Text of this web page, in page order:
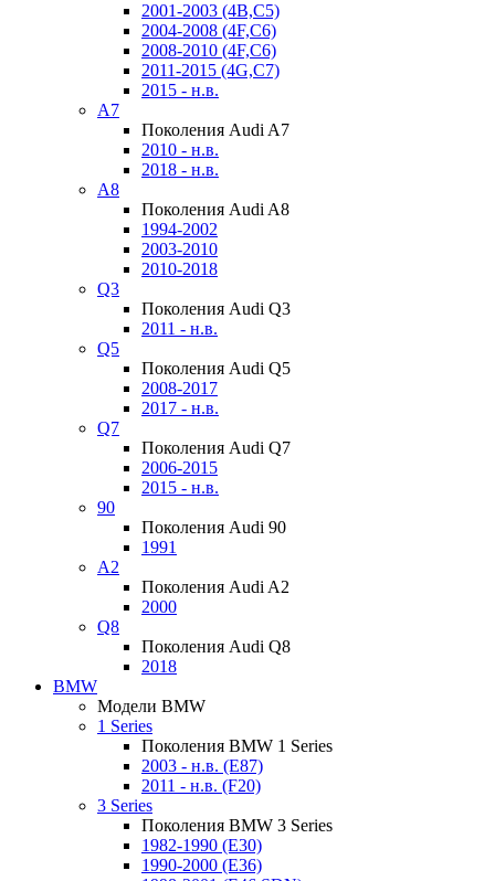
2001-2003 (4B,C5)
2004-2008 (4F,C6)
2008-2010 (4F,C6)
2011-2015 (4G,C7)
2015 - н.в.
A7
Поколения Audi A7
2010 - н.в.
2018 - н.в.
A8
Поколения Audi A8
1994-2002
2003-2010
2010-2018
Q3
Поколения Audi Q3
2011 - н.в.
Q5
Поколения Audi Q5
2008-2017
2017 - н.в.
Q7
Поколения Audi Q7
2006-2015
2015 - н.в.
90
Поколения Audi 90
1991
A2
Поколения Audi A2
2000
Q8
Поколения Audi Q8
2018
BMW
Модели BMW
1 Series
Поколения BMW 1 Series
2003 - н.в. (E87)
2011 - н.в. (F20)
3 Series
Поколения BMW 3 Series
1982-1990 (E30)
1990-2000 (E36)